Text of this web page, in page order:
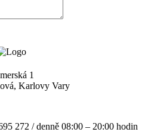
1
Karlovy Vary
272 / denně 08:00 – 20:00 hodin